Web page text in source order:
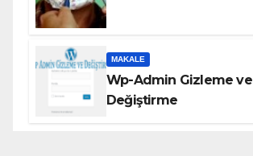
MAKALE
Wp-Admin Gizleme ve
Değiştirme